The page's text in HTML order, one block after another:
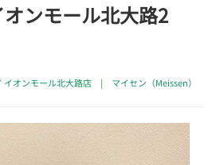
ンモール北大路2
イオンモール北大路店 | マイセン（Meissen）